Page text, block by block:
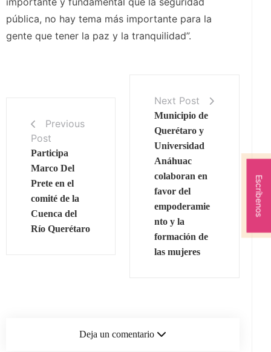
pública, no hay tema más importante para la
gente que tener la paz y la tranquilidad”.
Previous
Post
Participa
Marco Del
Prete en el
comité de la
Cuenca del
Río Querétaro
Next Post
Municipio de
Querétaro y
Universidad
Anáhuac
colaboran en
favor del
empoderamie
nto y la
formación de
las mujeres
Deja un comentario
Escríbenos